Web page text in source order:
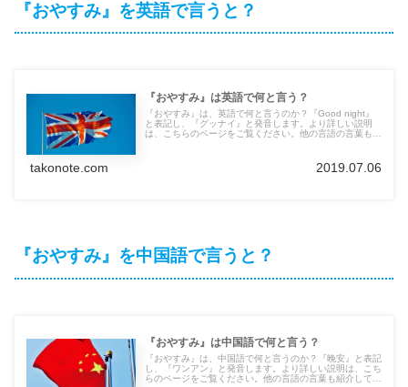
『おやすみ』を英語で言うと？
『おやすみ』は英語で何と言う？
『おやすみ』は、英語で何と言うのか？『Good night』
と表記し、『グッナイ』と発音します。より詳しい説明
は、こちらのページをご覧ください。他の言語の言葉も紹
takonote.com 2019.07.06
『おやすみ』を中国語で言うと？
『おやすみ』は中国語で何と言う？
『おやすみ』は、中国語で何と言うのか？『晚安』と表記
し、『ワンアン』と発音します。より詳しい説明は、こち
らのページをご覧ください。他の言語の言葉も紹介してい